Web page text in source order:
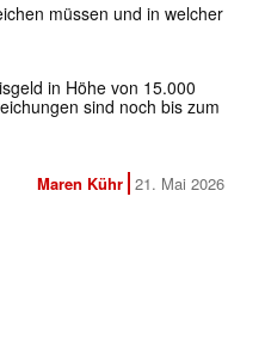
müssen und in welcher
in Höhe von 15.000
sind noch bis zum
Maren Kühr 21. Mai 2026